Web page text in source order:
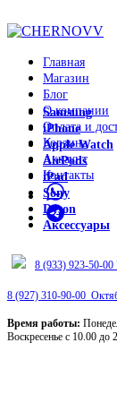
Главная
Магазин
Блог
О компании
Оплата и
Корзина
Аккаунт
Контакты
Samsung
iPhone
Apple Watch
AirPods
iPad
Sony
Dyson
Аксессуары
8 (933) 923-50-
8 (927) 310-90-00
Время работы:
Воскресенье с 10.00 до